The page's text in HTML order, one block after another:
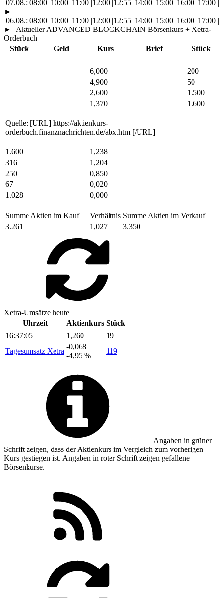
07.08.: 08:00 10:00 11:00 12:00 12:55 14:00 15:00 16:00 17:00
►
06.08.: 08:00 |10:00 |11:00 |12:00 |12:55 |14:00 |15:00 |16:00 |17:00 |
►
Aktueller ADVANCED BLOCKCHAIN Börsenkurs + Xetra-
Orderbuch
Stück
Geld Kurs Brief Stück
6,000
200
4,900
50
2,600
1.500
1,370
1.600
Quelle: [URL] https://aktienkurs-
orderbuch.finanznachrichten.de/abx.htm [/URL]
1.600
1,238
316
1,204
250
0,850
67
0,020
1.028
0,000
Summe Aktien im Kauf Verhältnis Summe Aktien im Verkauf
3.261
1,027 3.350
Xetra-Umsätze heute
Uhrzeit
Aktienkurs Stück
16:37:05
1,260
19
Tagesumsatz Xetra
-0,068
-4,95 %
119
Angaben in grüner
Schrift zeigen, dass der Aktienkurs im Vergleich zum vorherigen
Kurs gestiegen ist. Angaben in roterSchrift zeigen gefallene
Börsenkurse.